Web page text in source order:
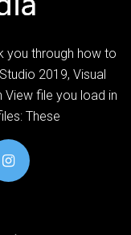
you through how to
2019, Visual
View file you load in
These